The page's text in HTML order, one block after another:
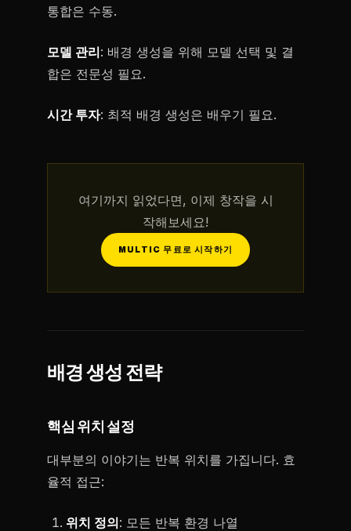
통합은 수동.
모델 관리: 배경 생성을 위해 모델 선택 및 결
합은 전문성 필요.
시간 투자: 최적 배경 생성은 배우기 필요.
여기까지 읽었다면, 이제 창작을 시
작해보세요!
MULTIC 무료로 시작하기
배경 생성 전략
핵심 위치 설정
대부분의 이야기는 반복 위치를 가집니다. 효
율적 접근:
위치 정의: 모든 반복 환경 나열